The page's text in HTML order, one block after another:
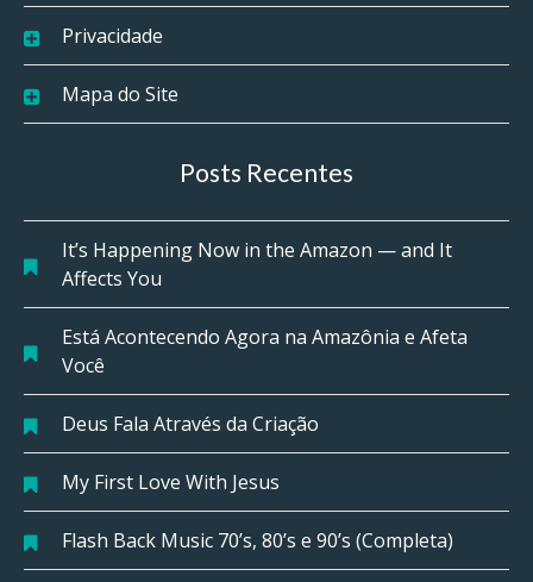
Privacidade
Mapa do Site
Posts Recentes
It’s Happening Now in the Amazon — and It
Affects You
Está Acontecendo Agora na Amazônia e Afeta
Você
Deus Fala Através da Criação
My First Love With Jesus
Flash Back Music 70’s, 80’s e 90’s (Completa)